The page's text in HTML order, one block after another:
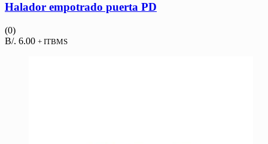
Halador empotrado puerta PD
(0)
B/. 6.00 + ITBMS